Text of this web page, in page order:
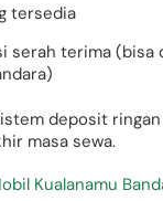
tersedia
serah terima (bisa
deposit ringan
masa sewa.
Kualanamu